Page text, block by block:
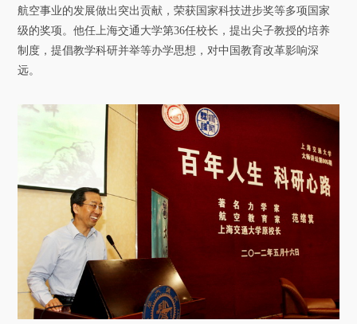
航空事业的发展做出突出贡献，荣获国家科技进步奖等多项国家
级的奖项。他任上海交通大学第36任校长，提出尖子教授的培养
制度，提倡教学科研并举等办学思想，对中国教育改革影响深
远。